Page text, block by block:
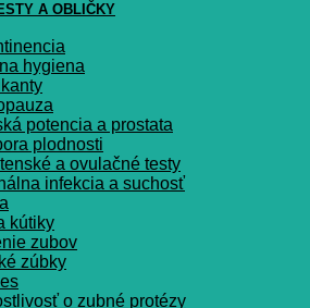
A OBLIČKY
hygiena
potencia a prostata
plodnosti
a ovulačné testy
infekcia a suchosť
kútiky
zubov
zúbky
o zubné protézy